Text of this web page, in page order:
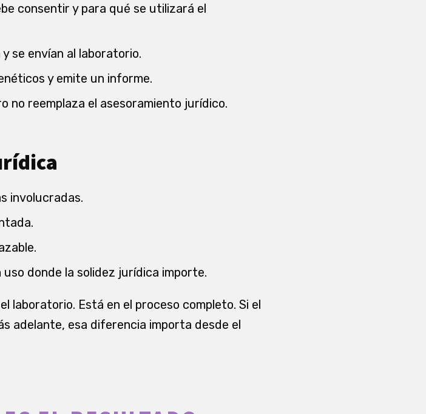
consentir y para qué se utilizará el
se envían al laboratorio.
y emite un informe.
no reemplaza el asesoramiento jurídico.
involucradas.
donde la solidez jurídica importe.
laboratorio. Está en el proceso completo. Si el
adelante, esa diferencia importa desde el